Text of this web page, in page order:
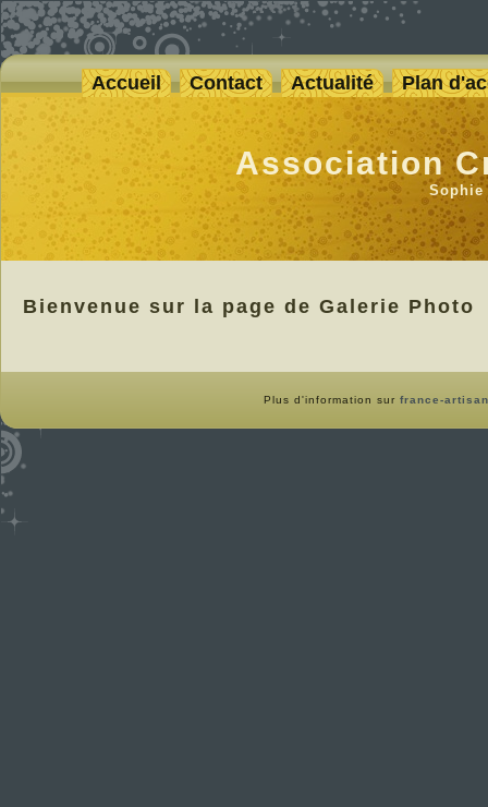
Accueil Contact Actualité Plan
Association
Sophie
Bienvenue sur la page de Galerie Photo
Plus d'information sur france-